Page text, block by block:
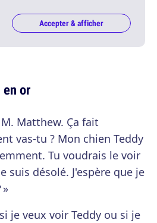
Accepter & afficher
or
Matthew. Ça fait
vas-tu ? Mon chien Teddy
Tu voudrais le voir
suis désolé. J'espère que je
je veux voir Teddy ou si je